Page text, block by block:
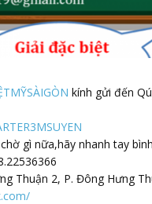
kính gửi đến
gì nữa,hãy nhanh tay
Thuận 2, P. Đông Hưng